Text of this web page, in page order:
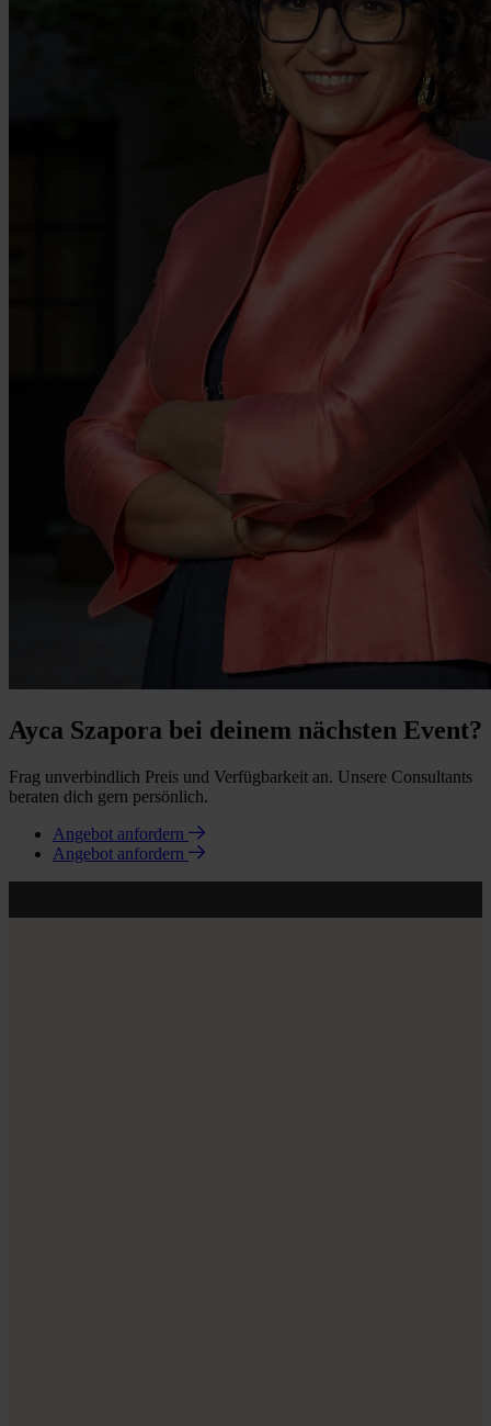
Ayca Szapora bei deinem nächsten Event?
Frag unverbindlich Preis und Verfügbarkeit an. Unsere Consultants
beraten dich gern persönlich.
Angebot anfordern
Angebot anfordern